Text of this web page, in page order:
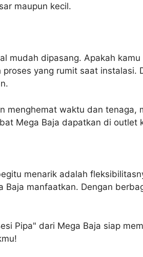
maupun kecil.
mudah dipasang. Apakah
yang rumit saat
menghemat waktu dan
Mega Baja dapatkan di outlet
menarik adalah
Baja manfaatkan. Dengan
Pipa" dari Mega Baja siap